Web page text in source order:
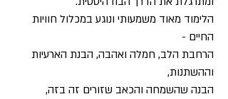
הלימוד מאוד משמעותי ונוגע במכלול חוויות
החיים -
הרחבת הלב, חמלה ואהבה, הבנת הארעיות
וההשתנות,
הבנה שהשמחה והכאב שזורים זה בזה,